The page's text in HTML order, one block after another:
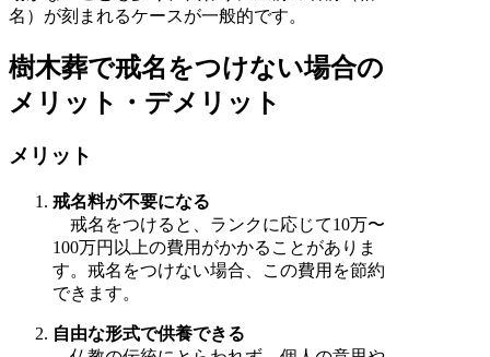
名）が刻まれるケースが一般的です。
樹木葬で戒名をつけない場合の
メリット・デメリット
メリット
戒名料が不要になる
戒名をつけると、ランクに応じて10万〜
100万円以上の費用がかかることがありま
す。戒名をつけない場合、この費用を節約
できます。
自由な形式で供養できる